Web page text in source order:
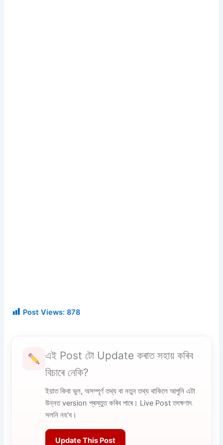
Post Views: 878
এই Post টো Update কৰাত সহায় কৰিব
বিচাৰে নেকি?
ইয়াত কিবা ভুল, অসম্পূৰ্ণ তথ্য বা নতুন তথ্য থাকিলে আপুনি এটা
উন্নত version প্ৰস্তুত কৰিব পাৰে। Live Post তৎক্ষণাৎ
সলনি নহ'ব।
Update This Post